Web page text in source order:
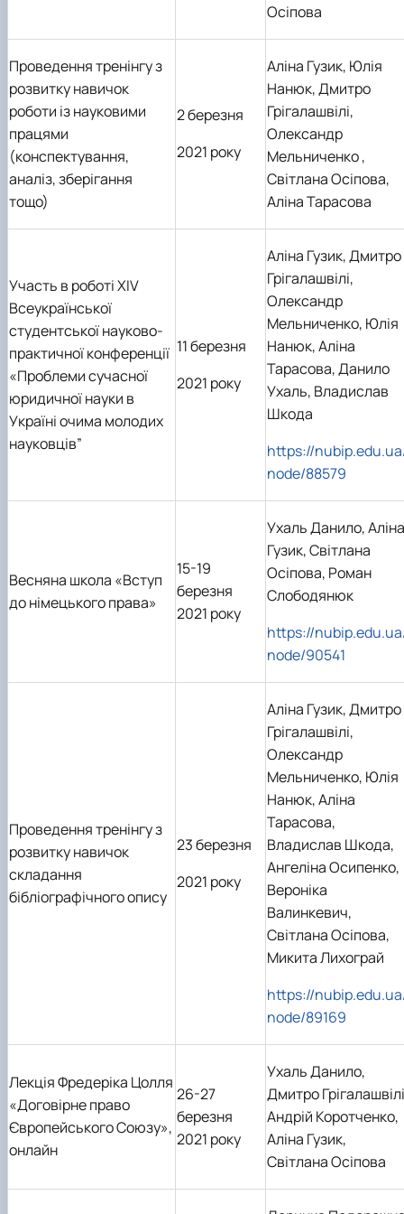
Осіпова
Проведення тренінгу з
розвитку навичок
роботи із науковими
працями
(конспектування,
аналіз, зберігання
тощо)
2 березня
2021 року
Аліна Гузик, Юлія
Нанюк, Дмитро
Грігалашвілі,
Олександр
Мельниченко,
Світлана Осіпова,
Аліна Тарасова
Участь в роботі ХІV
Всеукраїнської
студентської науково-
практичної конференції
«Проблеми сучасної
юридичної науки в
Україні очима молодих
науковців”
11 березня
2021 року
Аліна Гузик, Дмитро
Грігалашвілі,
Олександр
Мельниченко, Юлія
Нанюк, Аліна
Тарасова, Данило
Ухаль, Владислав
Шкода
https://
node/88579
Весняна школа «Вступ
до німецького права»
15-19
березня
2021 року
Ухаль Данило, Аліна
Гузик, Світлана
Осіпова, Роман
Слободянюк
https://
node/90541
Проведення тренінгу з
розвитку навичок
складання
бібліографічного опису
23 березня
2021 року
Аліна Гузик, Дмитро
Грігалашвілі,
Олександр
Мельниченко, Юлія
Нанюк, Аліна
Тарасова,
Владислав Шкода,
Ангеліна Осипенко,
Вероніка
Валинкевич,
Світлана Осіпова,
Микита Лихограй
https://
node/89169
Лекція Фредеріка Цолля
«Договірне право
Європейського Союзу»,
онлайн
26-27
березня
2021 року
Ухаль Данило,
Дмитро
Андрій Коротченко,
Аліна Гузик,
Світлана Осіпова